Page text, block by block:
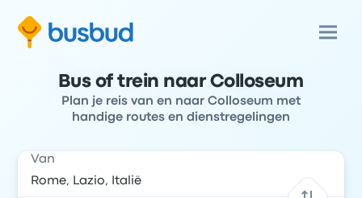
Bus of trein naar Colloseum
Plan je reis van en naar Colloseum met
handige routes en dienstregelingen
Van